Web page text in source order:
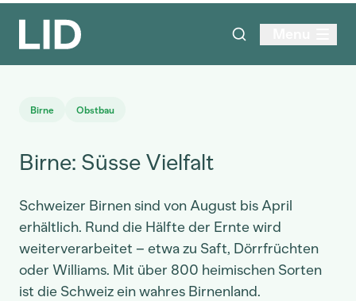
Birne Obstbau
Birne: Süsse Vielfalt
Schweizer Birnen sind von August bis April
erhältlich. Rund die Hälfte der Ernte wird
weiterverarbeitet – etwa zu Saft, Dörrfrüchten
oder Williams. Mit über 800 heimischen Sorten
ist die Schweiz ein wahres Birnenland.